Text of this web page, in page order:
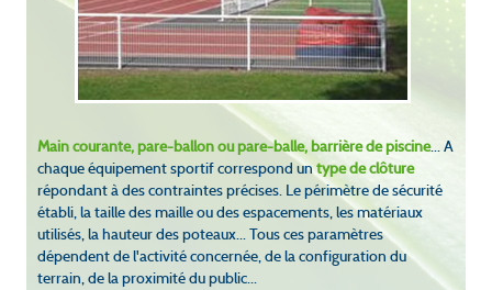
Main courante, pare-ballon ou pare-balle, barrière de piscine... A
chaque équipement sportif correspond untype de clôture
répondant à des contraintes précises. Le périmètre de sécurité
établi, la taille des maille ou des espacements, les matériaux
utilisés, la hauteur des poteaux... Tous ces paramètres
dépendent de l'activité concernée, de la configuration du
terrain, de la proximité du public...